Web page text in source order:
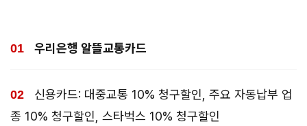
우리은행 알뜰교통카드
신용카드: 대중교통 10% 청구할인, 주요 자동납부 업
종 10% 청구할인, 스타벅스 10% 청구할인